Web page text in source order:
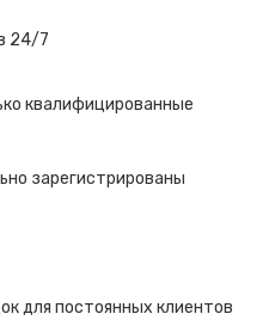
24/7
квалифицированные
зарегистрированы
для постоянных клиентов